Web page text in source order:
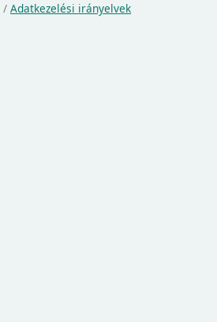
/ Adatkezelési irányelvek